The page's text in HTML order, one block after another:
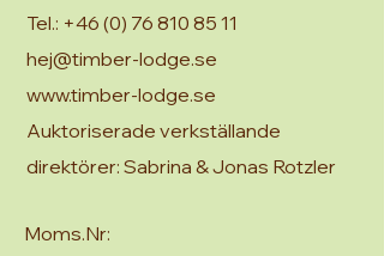
Tel.: +46 (0) 76 810 85 11
hej@timber-lodge.se
www.timber-lodge.se
Auktoriserade verkställande
direktörer: Sabrina & Jonas Rotzler
Moms.Nr: